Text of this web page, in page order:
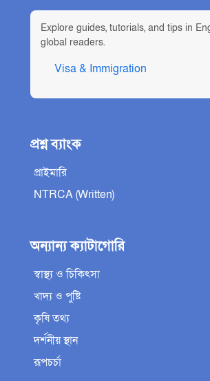
Explore guides, tutorials, and tips in
global readers.
Visa & Immigration
প্রশ্ন ব্যাংক
প্রাইমারি
NTRCA (Written)
অন্যান্য ক্যাটাগোরি
স্বাস্থ্য ও চিকিৎসা
খাদ্য ও পুষ্টি
কৃষি তথ্য
দর্শনীয় স্থান
রূপচর্চা